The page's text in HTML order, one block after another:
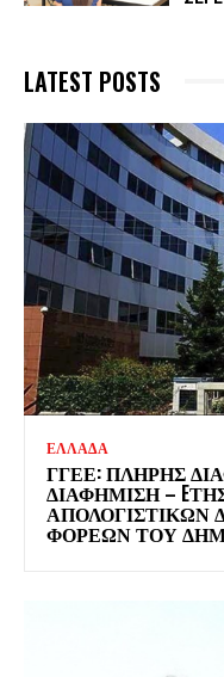
LATEST POSTS
ΕΛΛΑΔΑ
ΓΓΕΕ: ΠΛΉΡΗΣ
ΔΙΑΦΉΜΙΣΗ –
ΦΟΡΈΩΝ ΤΟΥ